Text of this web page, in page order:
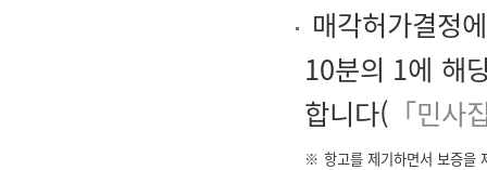
매각허가결정
10분의 1에 해
합니다( 「민
※ 항고를 제기하면서 보증을